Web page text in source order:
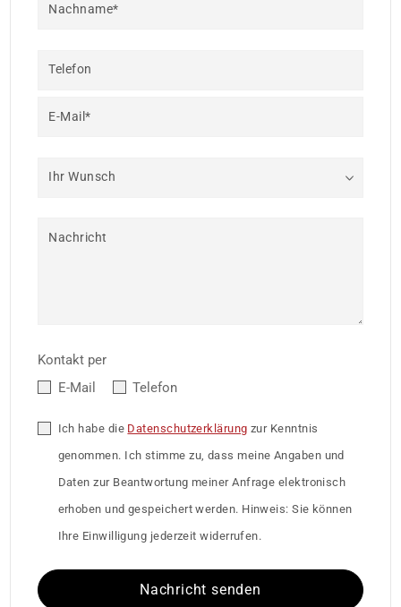
Nachname*
Telefon
E-Mail*
Ihr Wunsch
Nachricht
Kontakt per
E-Mail
Telefon
Ich habe die Datenschutzerklärung zur Kenntnis
genommen. Ich stimme zu, dass meine Angaben und
Daten zur Beantwortung meiner Anfrage elektronisch
erhoben und gespeichert werden. Hinweis: Sie können
Ihre Einwilligung jederzeit widerrufen.
Nachricht senden